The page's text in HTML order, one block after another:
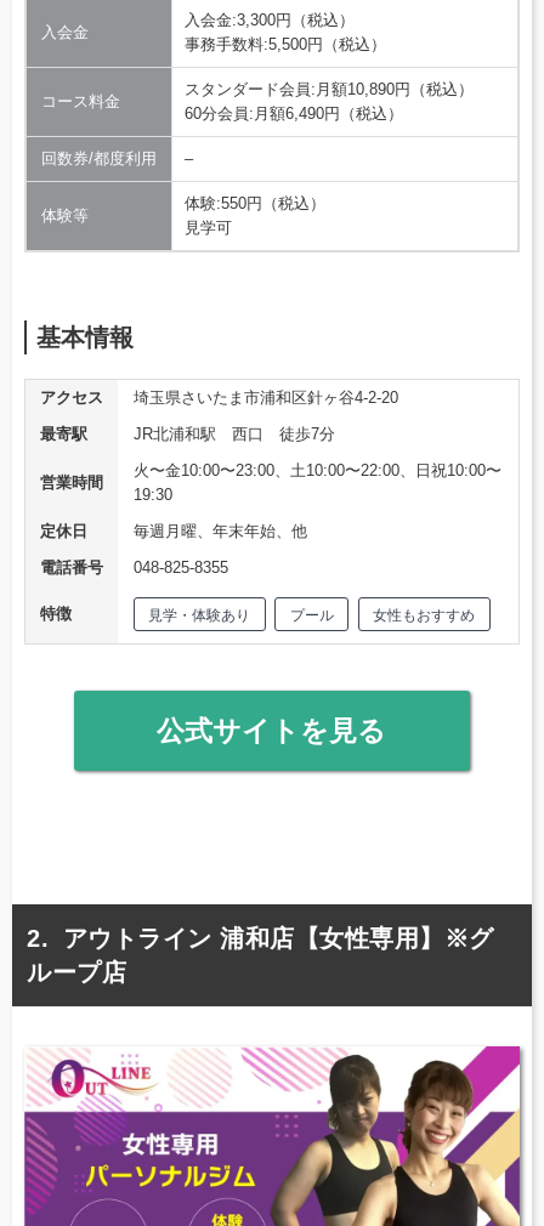
入会金
入会金:3,300円（税込）
事務手数料:5,500円（税込）
コース料金
スタンダード会員:月額10,890円（税込）
60分会員:月額6,490円（税込）
回数券/都度利用 –
体験等
体験:550円（税込）
見学可
基本情報
アクセス
埼玉県さいたま市浦和区針ヶ谷4-2-20
最寄駅
JR北浦和駅 西口 徒歩7分
営業時間
火〜金10:00〜23:00、土10:00〜22:00、日祝10:00〜
19:30
定休日
毎週月曜、年末年始、他
電話番号
048-825-8355
特徴 見学・体験あり プール 女性もおすすめ
公式サイトを見る
アウトライン 浦和店【女性専用】※グ
ループ店